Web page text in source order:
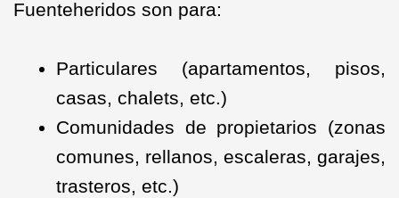
Fuenteheridos son para:
Particulares (apartamentos, pisos,
casas, chalets, etc.)
Comunidades de propietarios (zonas
comunes, rellanos, escaleras, garajes,
trasteros, etc.)